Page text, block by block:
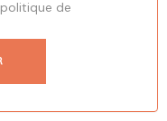
politique de